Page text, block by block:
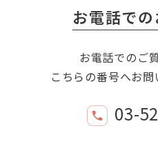
お電話で
お電話でのご
こちらの番号へお問
03-